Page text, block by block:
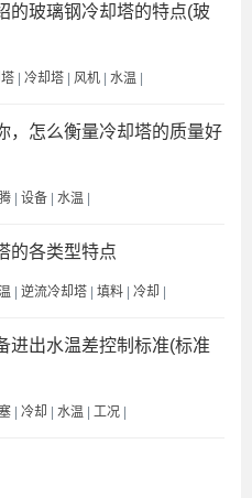
的玻璃钢冷却塔的特点(玻
| 冷却塔 | 风机 | 水温 |
，怎么衡量冷却塔的质量好
| 设备 | 水温 |
的各类型特点
| 逆流冷却塔 | 填料 | 冷却 |
进出水温差控制标准(标准
| 冷却 | 水温 | 工况 |